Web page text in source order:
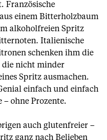
Französische
einem Bitterholzbaum
alkoholfreien Spritz
Italienische
schenken ihm die
die nicht minder
Spritz ausmachen.
einfach und einfach
– ohne Prozente.
auch glutenfreier –
ganz nach Belieben